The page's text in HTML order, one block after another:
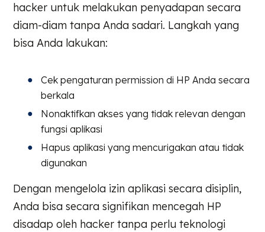
hacker untuk melakukan penyadapan secara
diam-diam tanpa Anda sadari. Langkah yang
bisa Anda lakukan:
Cek pengaturan permission di HP Anda secara
berkala
Nonaktifkan akses yang tidak relevan dengan
fungsi aplikasi
Hapus aplikasi yang mencurigakan atau tidak
digunakan
Dengan mengelola izin aplikasi secara disiplin,
Anda bisa secara signifikan mencegah HP
disadap oleh hacker tanpa perlu teknologi